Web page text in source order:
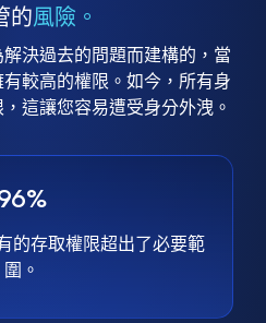
的風險。
決過去的問題而建構的，當
較高的權限。如今，所有身
這讓您容易遭受身分外洩。
的存取權限超出了必要範
圍。